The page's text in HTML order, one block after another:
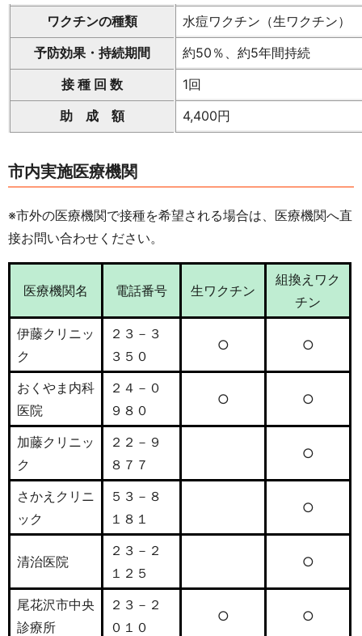
ワクチンの種類
水痘ワクチン（生ワクチン）
予防効果・持続期間
約50％、約5年間持続
接 種 回 数
1回
助 成 額
4,400円
市内実施医療機関
※市外の医療機関で接種を希望される場合は、医療機関へ直
接お問い合わせください。
医療機関名 電話番号 生ワクチン
組換えワク
チン
伊藤クリニッ
ク
２３－３
３５０
○ ○
おくやま内科
医院
２４－０
９８０
○ ○
加藤クリニッ
ク
２２－９
８７７
○
さかえクリニ
ック
５３－８
１８１
○
清治医院
２３－２
１２５
○
尾花沢市中央
診療所
２３－２
０１０
○ ○